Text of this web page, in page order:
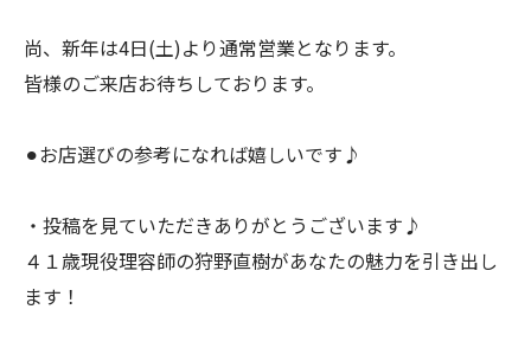
尚、新年は4日(土)より通常営業となります。
皆様のご来店お待ちしております。
⚫︎お店選びの参考になれば嬉しいです♪
・投稿を見ていただきありがとうございます♪
４１歳現役理容師の狩野直樹があなたの魅力を引き出し
ます！